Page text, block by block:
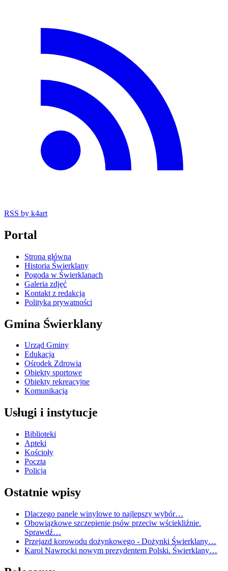
RSS by k4art
Portal
Strona główna
Historia Świerklany
Pogoda w Świerklanach
Galeria zdjęć
Kontakt z redakcją
Polityka prywatności
Gmina Świerklany
Urząd Gminy
Edukacja
Ośrodek Zdrowia
Obiekty sportowe
Obiekty rekreacyjne
Komunikacja
Usługi i instytucje
Biblioteki
Apteki
Kościoły
Poczta
Policja
Ostatnie wpisy
Dlaczego panele winylowe to najlepszy wybór…
Obowiązkowe szczepienie psów przeciw wściekliźnie.
Sprawdź…
Przejazd korowodu dożynkowego - Dożynki Świerklany…
Karol Nawrocki nowym prezydentem Polski. Świerklany…